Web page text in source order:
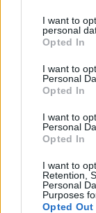
I want to
personal
Opted In
I want to
Personal
Opted In
I want to
Personal
Opted In
I want to
Retention,
Personal
Purposes
Opted Out
maison
esperienze
& Gamble,
siede inoltre
Leggi anche:
La moda